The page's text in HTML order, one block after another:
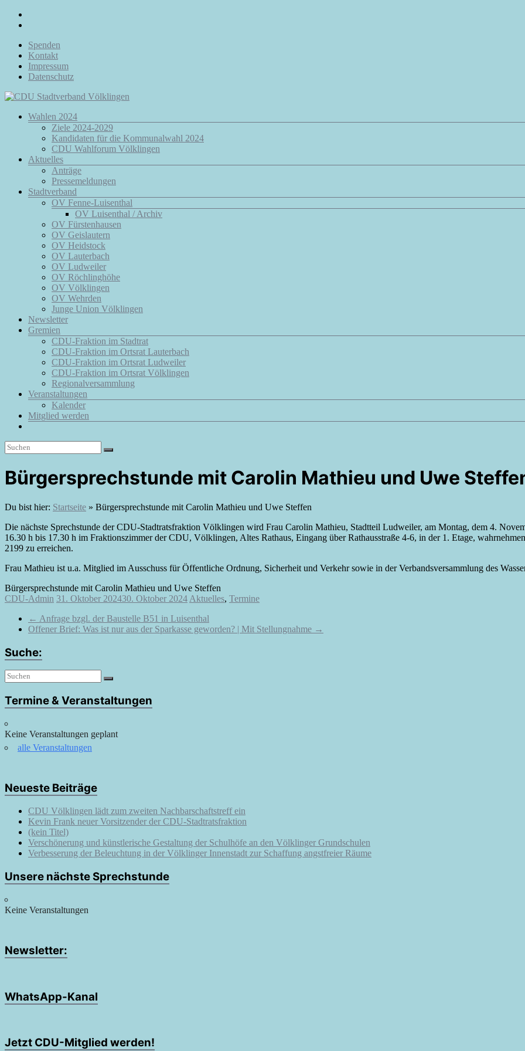
Zum
Inhalt
Spenden
Kontakt
Impressum
Datenschutz
CDU
Stadtverband
Völklingen
Euch.
Menü
Wahlen 2024
Ziele 2024-2029
Kandidaten für die Kommunalwahl 2024
CDU Wahlforum Völklingen
Aktuelles
Anträge
Pressemeldungen
Stadtverband
OV Fenne-Luisenthal
OV Luisenthal / Archiv
OV Fürstenhausen
OV Geislautern
OV Heidstock
OV Lauterbach
OV Ludweiler
OV Röchlinghöhe
OV Völklingen
OV Wehrden
Junge Union Völklingen
Newsletter
Gremien
CDU-Fraktion im Stadtrat
CDU-Fraktion im Ortsrat Lauterbach
CDU-Fraktion im Ortsrat Ludweiler
CDU-Fraktion im Ortsrat Völklingen
Regionalversammlung
Veranstaltungen
Kalender
Mitglied werden
Bürgersprechstunde mit Carolin Mathieu und Uwe
Du bist hier: Startseite » Bürgersprechstunde mit Carolin Mathieu und Uwe Steffen
Die nächste Sprechstunde der CDU-Stadtratsfraktion Völklingen wird Frau Carolin Mathieu, Stadtteil Ludweiler, am Montag, dem 4.
16.30 h bis 17.30 h im Fraktionszimmer der CDU, Völklingen, Altes Rathaus, Eingang über Rathausstraße 4-6, in der 1. Etage,
2199 zu erreichen.
Frau Mathieu ist u.a. Mitglied im Ausschuss für Öffentliche Ordnung, Sicherheit und Verkehr sowie in der Verbandsversammlung des
Bürgersprechstunde mit Carolin Mathieu und Uwe Steffen
CDU-Admin 31. Oktober 202430. Oktober 2024 Aktuelles, Termine
← Anfrage bzgl. der Baustelle B51 in Luisenthal
Offener Brief: Was ist nur aus der Sparkasse geworden? | Mit Stellungnahme →
Suche:
Termine & Veranstaltungen
Keine Veranstaltungen geplant
alle Veranstaltungen
Neueste Beiträge
CDU Völklingen lädt zum zweiten Nachbarschaftstreff ein
Kevin Frank neuer Vorsitzender der CDU-Stadtratsfraktion
(kein Titel)
Verschönerung und künstlerische Gestaltung der Schulhöfe an den Völklinger Grundschulen
Verbesserung der Beleuchtung in der Völklinger Innenstadt zur Schaffung angstfreier Räume
Unsere nächste Sprechstunde
Keine Veranstaltungen
Newsletter:
WhatsApp-Kanal
Jetzt CDU-Mitglied werden!